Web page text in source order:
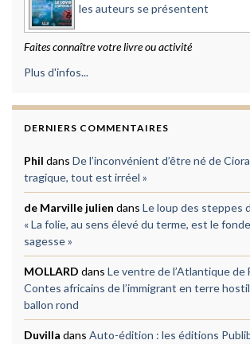
les auteurs se présentent
Faites connaître votre livre ou activité
Plus d'infos...
DERNIERS COMMENTAIRES
Phil dans De l’inconvénient d’être né de
tragique, tout est irréel »
de Marville julien dans Le loup des steppes
« La folie, au sens élevé du terme, est le
sagesse »
MOLLARD dans Le ventre de l’Atlantique de
Contes africains de l’immigrant en terre
ballon rond
Duvilla dans Auto-édition : les éditions